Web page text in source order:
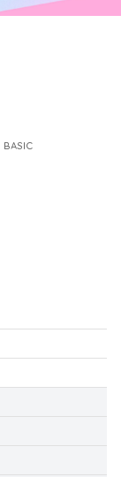
BASIC